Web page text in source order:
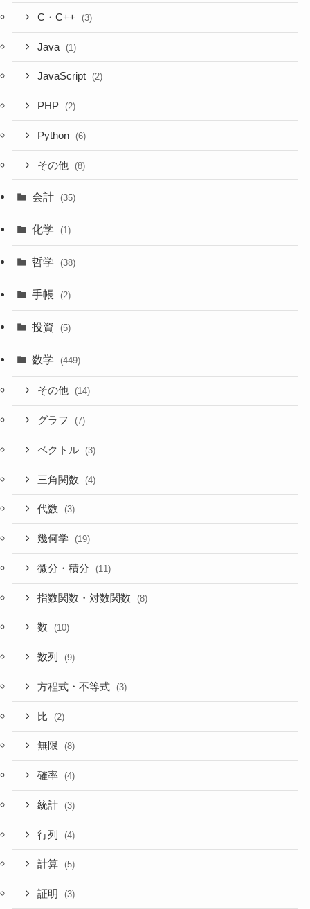
C・C++ (3)
Java (1)
JavaScript (2)
PHP (2)
Python (6)
その他 (8)
会計 (35)
化学 (1)
哲学 (38)
手帳 (2)
投資 (5)
数学 (449)
その他 (14)
グラフ (7)
ベクトル (3)
三角関数 (4)
代数 (3)
幾何学 (19)
微分・積分 (11)
指数関数・対数関数 (8)
数 (10)
数列 (9)
方程式・不等式 (3)
比 (2)
無限 (8)
確率 (4)
統計 (3)
行列 (4)
計算 (5)
証明 (3)